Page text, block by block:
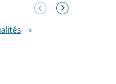
Élément
précédent
Élément
suivant